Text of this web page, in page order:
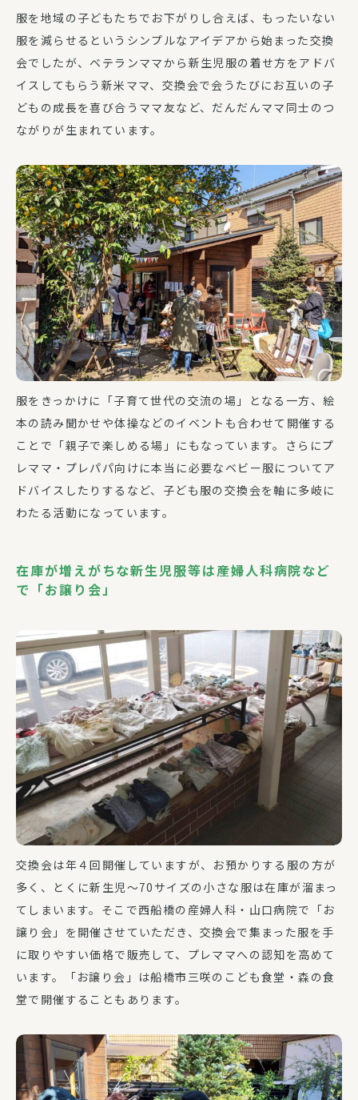
服を地域の子どもたちでお下がりし合えば、もったいない
服を減らせるというシンプルなアイデアから始まった交換
会でしたが、ベテランママから新生児服の着せ方をアドバ
イスしてもらう新米ママ、交換会で会うたびにお互いの子
どもの成長を喜び合うママ友など、だんだんママ同士のつ
ながりが生まれています。
服をきっかけに「子育て世代の交流の場」となる一方、絵
本の読み聞かせや体操などのイベントも合わせて開催する
ことで「親子で楽しめる場」にもなっています。さらにプ
レママ・プレパパ向けに本当に必要なベビー服についてア
ドバイスしたりするなど、子ども服の交換会を軸に多岐に
わたる活動になっています。
在庫が増えがちな新生児服等は産婦人科病院など
で「お譲り会」
交換会は年４回開催していますが、お預かりする服の方が
多く、とくに新生児～70サイズの小さな服は在庫が溜まっ
てしまいます。そこで西船橋の産婦人科・山口病院で「お
譲り会」を開催させていただき、交換会で集まった服を手
に取りやすい価格で販売して、プレママへの認知を高めて
います。「お譲り会」は船橋市三咲のこども食堂・森の食
堂で開催することもあります。